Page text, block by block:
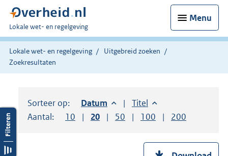
Menu
U
bent
hier:
Lokale wet- en regelgeving
Lokale wet- en regelgeving
Uitgebreid zoeken
Zoekresultaten
Sorteer op: Sorteer op:
Datum aflopendSorteer op:
Titel oplopend
Aantal:
Toon
10 resultaten per pagina
Toon
20 resultaten per pagina
Toon
50 resultaten per pagina
Toon
100 resultaten per
Toon
200